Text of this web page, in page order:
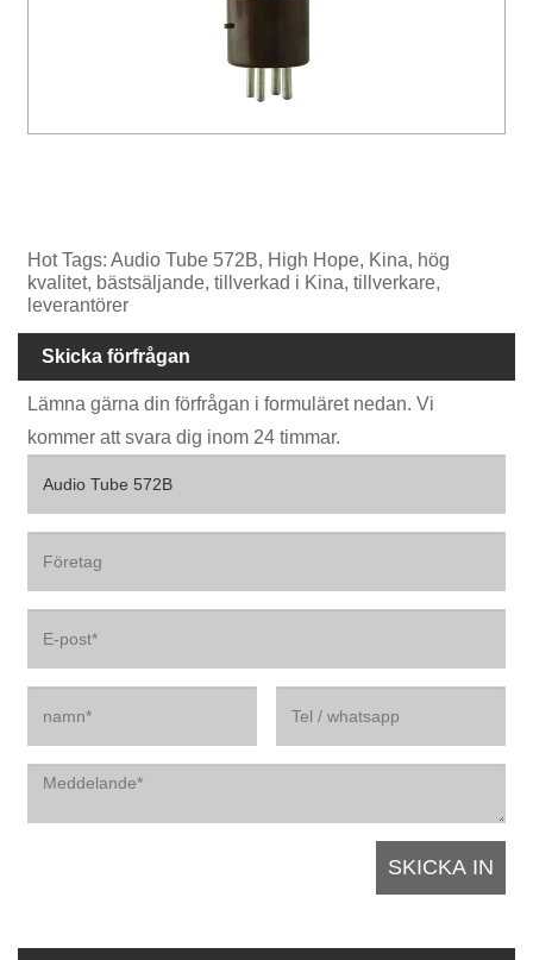
Hot Tags: Audio Tube 572B, High Hope, Kina, hög
kvalitet, bästsäljande, tillverkad i Kina, tillverkare,
leverantörer
Skicka förfrågan
Lämna gärna din förfrågan i formuläret nedan. Vi
kommer att svara dig inom 24 timmar.